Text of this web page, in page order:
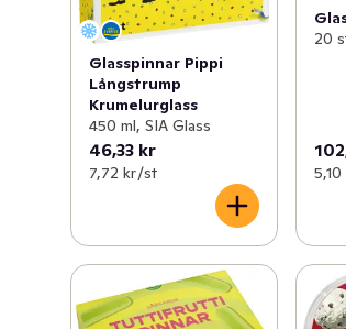
Glasspinnar Pippi
Långstrump
Krumelurglass
450 ml, SIA Glass
46,33 kr
7,72 kr /st
20